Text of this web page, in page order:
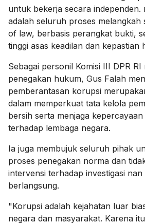
untuk bekerja secara independen.
adalah seluruh proses melangkah
of law, berbasis perangkat bukti,
tinggi asas keadilan dan kepastian
Sebagai personil Komisi III DPR
penegakan hukum, Gus Falah
pemberantasan korupsi
dalam memperkuat tata kelola
bersih serta menjaga
terhadap lembaga negara.
Ia juga membujuk seluruh pihak
proses penegakan norma dan
intervensi terhadap investigasi nan
berlangsung.
"Korupsi adalah kejahatan luar
negara dan masyarakat. Karena